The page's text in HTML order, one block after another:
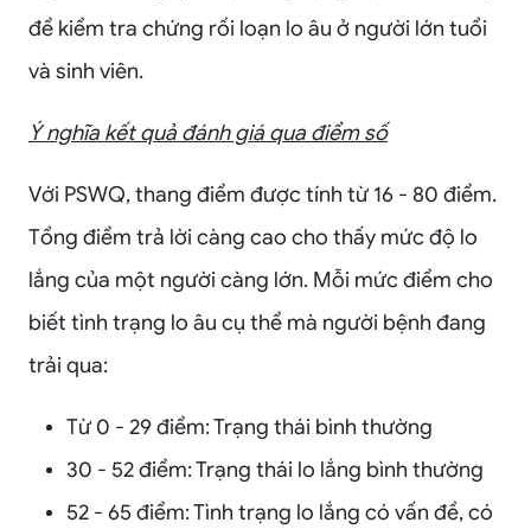
để kiểm tra chứng rối loạn lo âu ở người lớn tuổi
và sinh viên.
Ý nghĩa kết quả đánh giá qua điểm số
Với PSWQ, thang điểm được tính từ 16 - 80 điểm.
Tổng điểm trả lời càng cao cho thấy mức độ lo
lắng của một người càng lớn. Mỗi mức điểm cho
biết tình trạng lo âu cụ thể mà người bệnh đang
trải qua:
Từ 0 - 29 điểm: Trạng thái bình thường
30 - 52 điểm: Trạng thái lo lắng bình thường
52 - 65 điểm: Tình trạng lo lắng có vấn đề, có